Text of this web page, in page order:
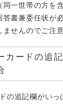
同一世帯の方を
答書兼委任状が
せんのでご注
カードの追
の追記欄がいっ